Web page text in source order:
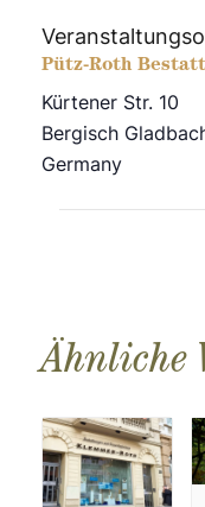
Pütz-Roth
Kürtener Str. 10
Bergisch
Germany
Ähnliche